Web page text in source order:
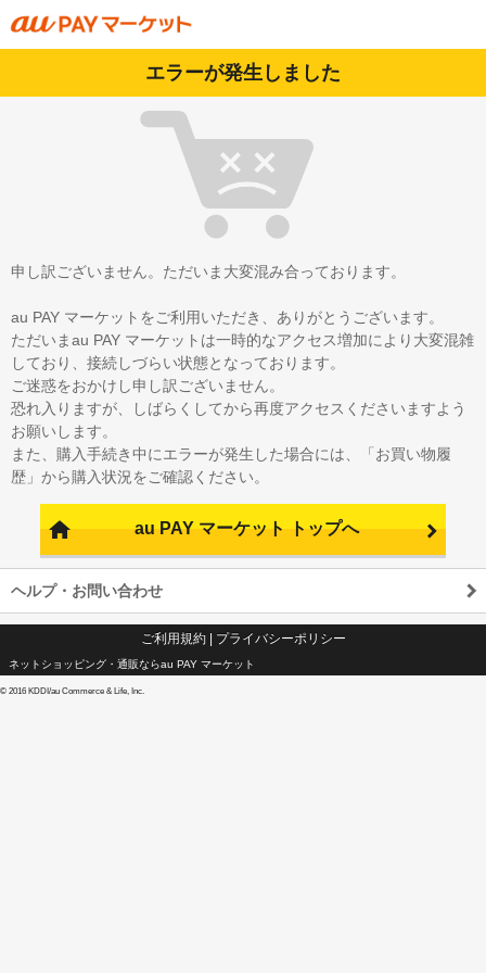
エラーが発生しました
申し訳ございません。ただいま大変混み合っております。
au PAY マーケットをご利用いただき、ありがとうございます。
ただいまau PAY マーケットは一時的なアクセス増加により大変混雑
しており、接続しづらい状態となっております。
ご迷惑をおかけし申し訳ございません。
恐れ入りますが、しばらくしてから再度アクセスくださいますよう
お願いします。
また、購入手続き中にエラーが発生した場合には、「お買い物履
歴」から購入状況をご確認ください。
au PAY マーケット トップへ
ヘルプ・お問い合わせ
ご利用規約| プライバシーポリシー
ネットショッピング・通販ならau PAY マーケット
© 2016 KDDI/au Commerce & Life, Inc.